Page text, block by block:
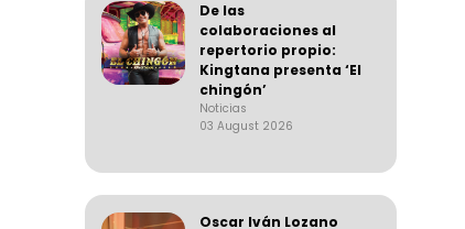
De las
colaboraciones al
repertorio propio:
Kingtana presenta ‘El
chingón’
Noticias
03 August 2026
Oscar Iván Lozano